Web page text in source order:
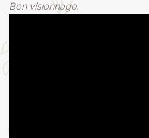
Bon visionnage,